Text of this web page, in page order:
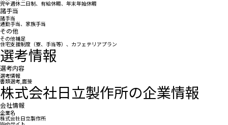
完全週休二日制、有給休暇、年末年始休暇
諸手当
諸手当
通勤手当、家族手当
その他
その他補足
住宅支援制度（寮、手当等）、カフェテリアプラン
選考情報
選考内容
選考情報
書類選考,面接
株式会社日立製作所の企業情報
会社情報
企業名
株式会社日立製作所